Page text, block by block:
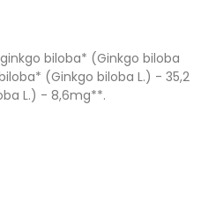
biloba* (Ginkgo biloba
(Ginkgo biloba L.) - 35,2
L.) - 8,6mg**.